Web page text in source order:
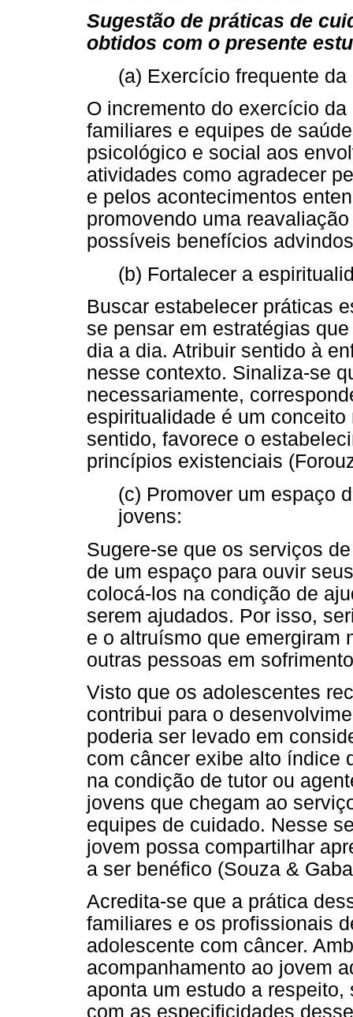
Sugestão de práticas de
obtidos com o presente
(a) Exercício frequente da
O incremento do exercício
familiares e equipes de
psicológico e social aos
atividades como agradecer
e pelos acontecimentos
promovendo uma
possíveis benefícios
(b) Fortalecer a
Buscar estabelecer práticas
se pensar em estratégias
dia a dia. Atribuir sentido à
nesse contexto. Sinaliza-se
necessariamente,
espiritualidade é um
sentido, favorece o
princípios existenciais
(c) Promover um espaço
jovens:
Sugere-se que os serviços
de um espaço para ouvir
colocá-los na condição de
serem ajudados. Por isso,
e o altruísmo que emergiram
outras pessoas em
Visto que os adolescentes
contribui para o
poderia ser levado em
com câncer exibe alto índice
na condição de tutor ou
jovens que chegam ao
equipes de cuidado. Nesse
jovem possa compartilhar
a ser benéfico (Souza &
Acredita-se que a prática
familiares e os profissionais
adolescente com câncer.
acompanhamento ao jovem
aponta um estudo a
com as especificidades